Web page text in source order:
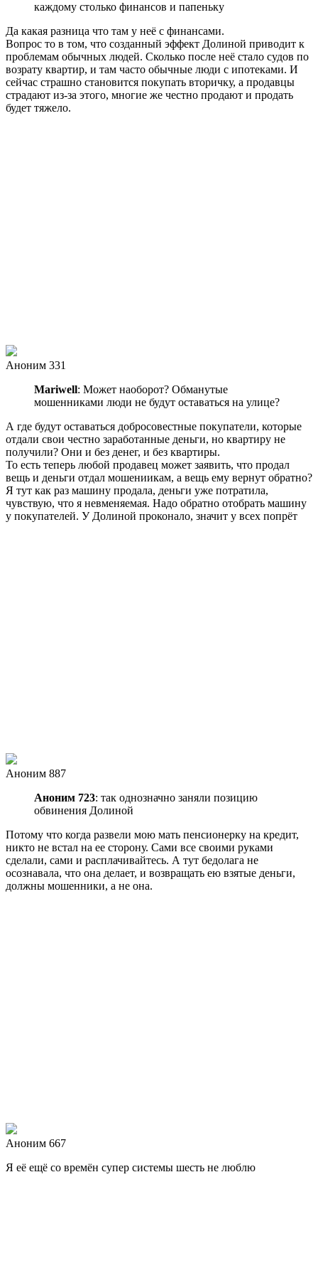
каждому столько финансов и папеньку
Да какая разница что там у неё с финансами.
Вопрос то в том, что созданный эффект Долиной приводит к
проблемам обычных людей. Сколько после неё стало судов по
возрату квартир, и там часто обычные люди с ипотеками. И
сейчас страшно становится покупать вторичку, а продавцы
страдают из-за этого, многие же честно продают и продать
будет тяжело.
Аноним 331
Mariwell: Может наоборот? Обманутые
мошенниками люди не будут оставаться на улице?
А где будут оставаться добросовестные покупатели, которые
отдали свои честно заработанные деньги, но квартиру не
получили? Они и без денег, и без квартиры.
То есть теперь любой продавец может заявить, что продал
вещь и деньги отдал мошениикам, а вещь ему вернут обратно?
Я тут как раз машину продала, деньги уже потратила,
чувствую, что я невменяемая. Надо обратно отобрать машину
у покупателей. У Долиной проконало, значит у всех попрёт
Аноним 887
Аноним 723: так однозначно заняли позицию
обвинения Долиной
Потому что когда развели мою мать пенсионерку на кредит,
никто не встал на ее сторону. Сами все своими руками
сделали, сами и расплачивайтесь. А тут бедолага не
осознавала, что она делает, и возвращать ею взятые деньги,
должны мошенники, а не она.
Аноним 667
Я её ещё со времён супер системы шесть не люблю